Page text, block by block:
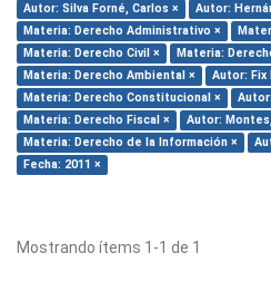
Autor: Silva Forné, Carlos ×
Autor:
Materia: Derecho Administrativo ×
Materia: Derecho Civil ×
Materia:
Materia: Derecho Ambiental ×
Autor: Fix
Materia: Derecho Constitucional ×
Materia: Derecho Fiscal ×
Autor:
Materia: Derecho de la Información ×
Fecha: 2011 ×
Mostrando ítems 1-1 de 1